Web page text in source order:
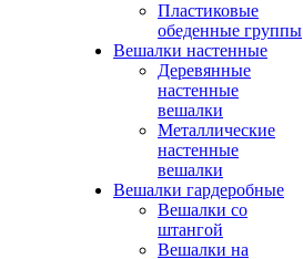
Пластиковые
обеденные группы
Вешалки настенные
Деревянные
настенные
вешалки
Металлические
настенные
вешалки
Вешалки гардеробные
Вешалки со
штангой
Вешалки на